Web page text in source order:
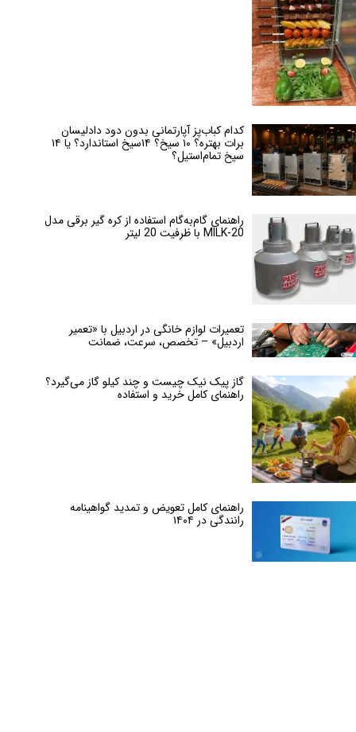
کدام کباب‌پز آپارتمانی بدون دود دادلیسان
برات بهتره؟ ۱۰ سیخ؟ ۱۴سیخ استاندارد؟ یا ۱۴
سیخ تمام‌استیل؟
راهنمای گام‌به‌گام استفاده از کره گیر برقی مدل
MILK-20 با ظرفیت 20 لیتر
تعمیرات لوازم خانگی در اردبیل با «تعمیر
اردبیل» – تخصص، سرعت، ضمانت
گاز پیک نیک چیست و چند کیلو گاز می‌گیرد؟
راهنمای کامل خرید و استفاده
راهنمای کامل تعویض و تمدید گواهینامه
رانندگی در ۱۴۰۴